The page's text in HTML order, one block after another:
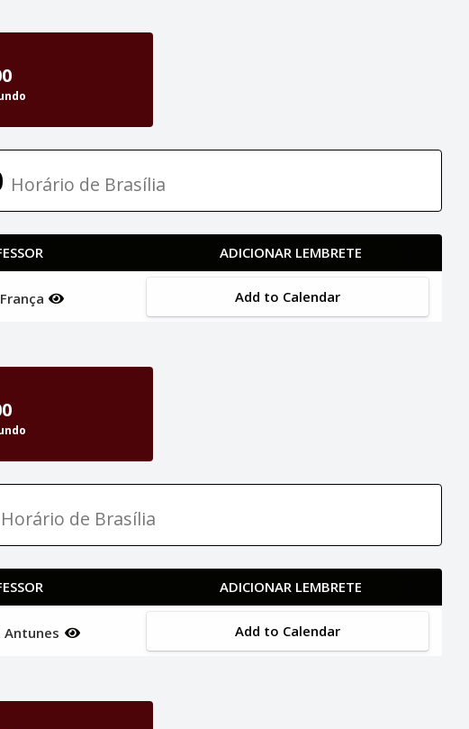
Horário de Brasília
ADICIONAR LEMBRETE
Add to Calendar
Horário de Brasília
ADICIONAR LEMBRETE
Add to Calendar